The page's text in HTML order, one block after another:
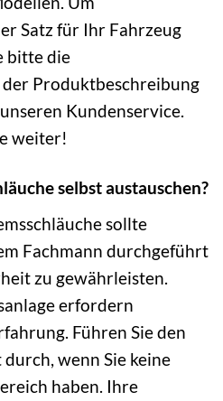
Satz für Ihr Fahrzeug
bitte die
Produktbeschreibung
Kundenservice.
weiter!
selbst austauschen?
sollte
Fachmann durchgeführt
zu gewährleisten.
erfordern
Führen Sie den
wenn Sie keine
haben. Ihre